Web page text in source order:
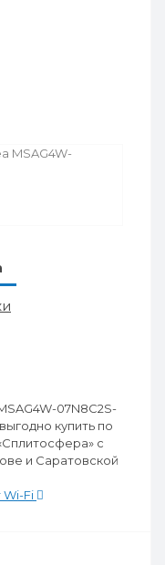
07N8C2S-
купить по
с
и Саратовской
Wi-Fi